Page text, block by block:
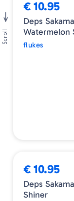
€ 10.95
Deps
Watermelon
flukes
€ 10.95
Deps
Shiner
Scroll